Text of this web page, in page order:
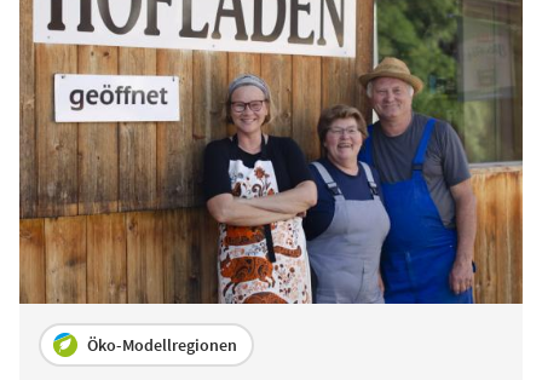
Öko-Modellregionen